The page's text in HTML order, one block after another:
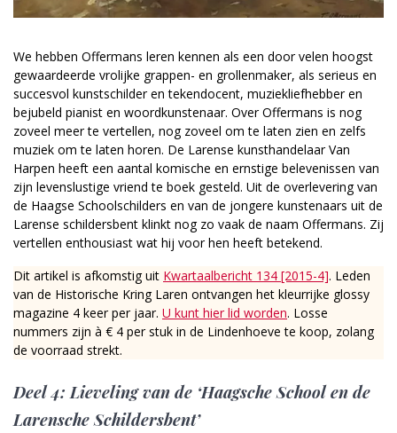
We hebben Offermans leren kennen als een door velen hoogst
gewaardeerde vrolijke grappen- en grollenmaker, als serieus en
succesvol kunstschilder en tekendocent, muziekliefhebber en
bejubeld pianist en woordkunstenaar. Over Offermans is nog
zoveel meer te vertellen, nog zoveel om te laten zien en zelfs
muziek om te laten horen. De Larense kunsthandelaar Van
Harpen heeft een aantal komische en ernstige belevenissen van
zijn levenslustige vriend te boek gesteld. Uit de overlevering van
de Haagse Schoolschilders en van de jongere kunstenaars uit de
Larense schildersbent klinkt nog zo vaak de naam Offermans. Zij
vertellen enthousiast wat hij voor hen heeft betekend.
Dit artikel is afkomstig uit Kwartaalbericht 134 [2015-4]. Leden
van de Historische Kring Laren ontvangen het kleurrijke glossy
magazine 4 keer per jaar. U kunt hier lid worden. Losse
nummers zijn à € 4 per stuk in de Lindenhoeve te koop, zolang
de voorraad strekt.
Deel 4: Lieveling van de ‘Haagsche School en de
Larensche Schildersbent’